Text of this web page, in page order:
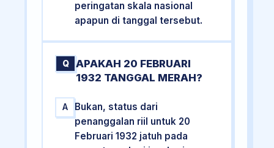
peringatan skala nasional
apapun di tanggal tersebut.
Q
APAKAH 20 FEBRUARI
1932 TANGGAL MERAH?
A
Bukan, status dari
penanggalan riil untuk 20
Februari 1932 jatuh pada